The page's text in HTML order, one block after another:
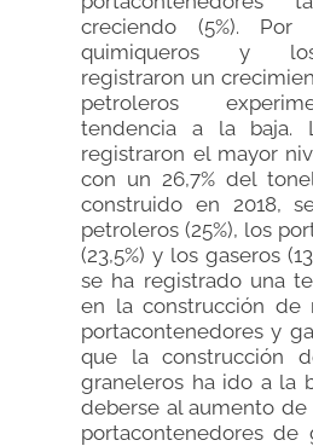
creciendo (5%).
quimiqueros y
registraron un
petroleros
tendencia a la baja.
registraron el mayor
con un 26,7% del
construido en 2018,
petroleros (25%), los
(23,5%) y los gaseros
se ha registrado una
en la construcción de
portacontenedores y
que la construcción
graneleros ha ido a la
deberse al aumento
portacontenedores de